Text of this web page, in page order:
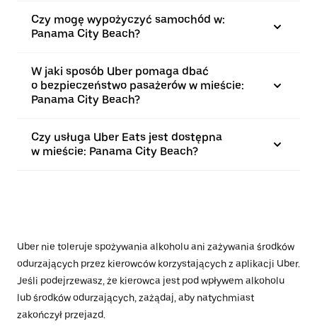
Czy mogę wypożyczyć samochód w:
Panama City Beach?
W jaki sposób Uber pomaga dbać
o bezpieczeństwo pasażerów w mieście:
Panama City Beach?
Czy usługa Uber Eats jest dostępna
w mieście: Panama City Beach?
Uber nie toleruje spożywania alkoholu ani zażywania środków
odurzających przez kierowców korzystających z aplikacji Uber.
Jeśli podejrzewasz, że kierowca jest pod wpływem alkoholu
lub środków odurzających, zażądaj, aby natychmiast
zakończył przejazd.